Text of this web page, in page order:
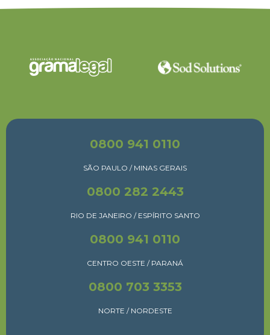
0800 941 0110
SÃO PAULO / MINAS GERAIS
0800 282 2443
RIO DE JANEIRO / ESPÍRITO SANTO
0800 941 0110
CENTRO OESTE / PARANÁ
0800 703 3353
NORTE / NORDESTE